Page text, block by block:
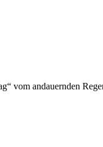
vom andauernden